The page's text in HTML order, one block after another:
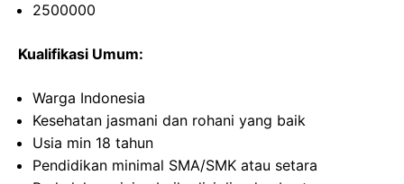
2500000
Kualifikasi Umum:
Warga Indonesia
Kesehatan jasmani dan rohani yang baik
Usia min 18 tahun
Pendidikan minimal SMA/SMK atau setara